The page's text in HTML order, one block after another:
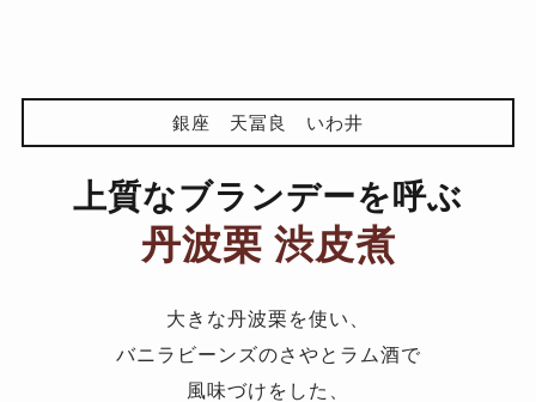
銀座 天冨良 いわ井
上質なブランデーを呼ぶ
丹波栗 渋皮煮
大きな丹波栗を使い、
バニラビーンズのさやとラム酒で
風味づけをした、